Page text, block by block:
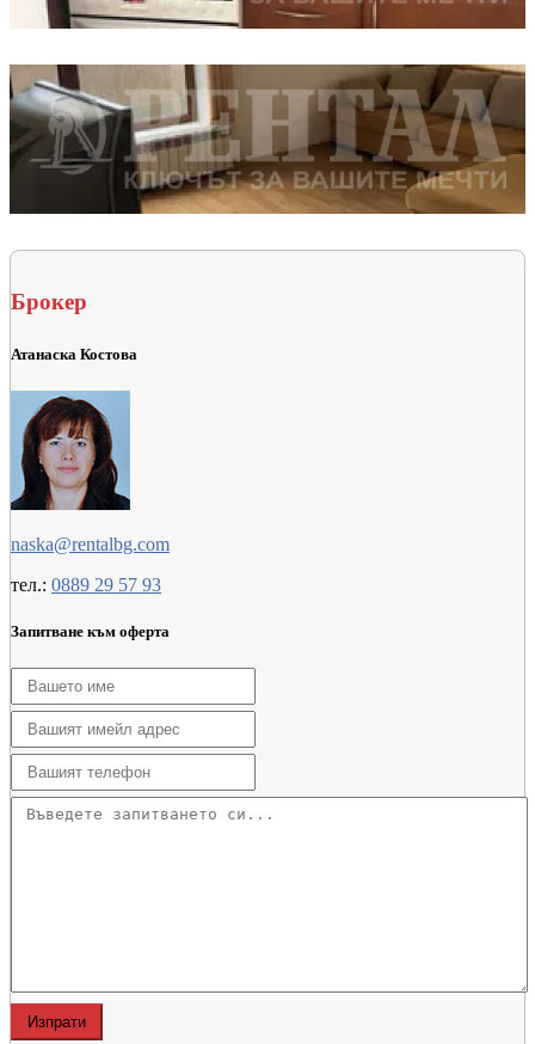
Брокер
Атанаска Костова
naska@rentalbg.com
тел.: 0889 29 57 93
Запитване към оферта